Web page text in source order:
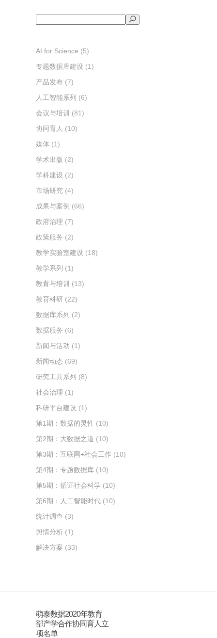
AI for Science (5)
专题数据库建设 (1)
产品发布 (7)
人工智能系列 (6)
会议与培训 (81)
协同育人 (10)
媒体 (1)
学术出版 (2)
学科建设 (2)
市场研究 (4)
成果与案例 (66)
政府治理 (7)
政策服务 (2)
教学实验室建设 (18)
教学系列 (1)
教育与培训 (13)
教育科研 (22)
数据库系列 (2)
数据服务 (6)
新闻与活动 (1)
新闻动态 (69)
研究工具系列 (8)
社会治理 (1)
科研平台建设 (1)
第1期：数据的灵性 (10)
第2期：大数据之道 (10)
第3期：互联网+社会工作 (10)
第4期：专题数据库 (10)
第5期：循证社会科学 (10)
第6期：人工智能时代 (10)
统计调查 (3)
舆情分析 (1)
解决方案 (33)
萌泰数据2020年教育
部产学合作协同育人立
项名单